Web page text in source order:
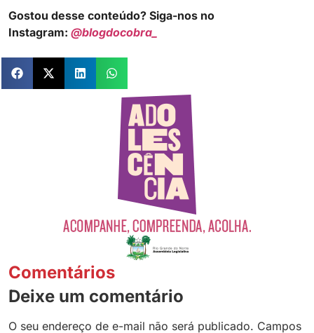
Gostou desse conteúdo? Siga-nos no
Instagram: @blogdocobra_
Comentários
Deixe um comentário
O seu endereço de e-mail não será publicado. Campos